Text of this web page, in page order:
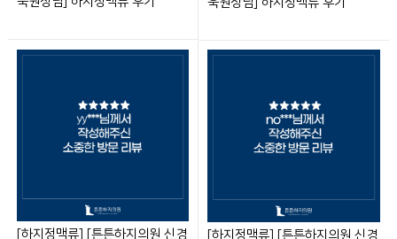
[하지정맥류] [튼튼하지의원 신경
[하지정맥류] [튼튼하지의원 신경